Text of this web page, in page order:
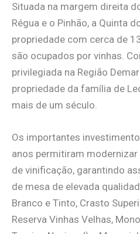
Situada na margem direita
Régua e o Pinhão, a Quinta
propriedade com cerca de
são ocupados por vinhas.
privilegiada na Região
propriedade da família de
mais de um século.
Os importantes
anos permitiram
de vinificação, garantindo
de mesa de elevada
Branco e Tinto, Crasto
Reserva Vinhas Velhas,